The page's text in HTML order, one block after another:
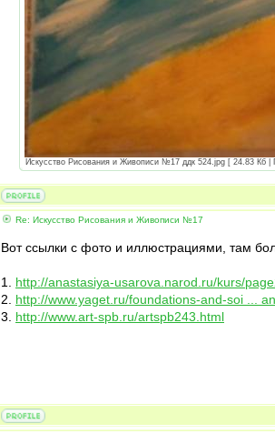
Искусство Рисования и Живописи №17 ддк 524.jpg [ 24.83 Кб |
Re: Искусство Рисования и Живописи №17
Вот ссылки с фото и иллюстрациями, там
1. http://anastasiya-usarova.narod.ru/kurs/
2. http://www.yaget.ru/foundations-and-soi ...
3. http://www.art-spb.ru/artspb243.html